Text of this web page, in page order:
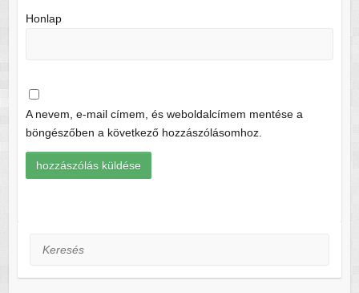
Honlap
A nevem, e-mail címem, és weboldalcímem mentése a
böngészőben a következő hozzászólásomhoz.
Keresés